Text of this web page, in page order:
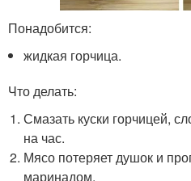
Понадобится:
жидкая горчица.
Что делать:
Смазать куски горчицей,
на час.
Мясо потеряет душок и
маринадом.